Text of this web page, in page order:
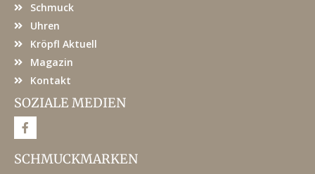
Schmuck
Uhren
Kröpfl Aktuell
Magazin
Kontakt
SOZIALE MEDIEN
F
a
e
b
SCHMUCKMARKEN